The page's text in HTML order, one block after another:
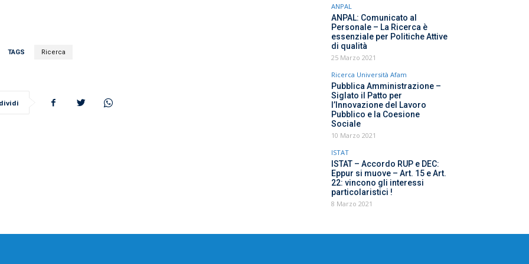
TAGS Ricerca
ANPAL
ANPAL: Comunicato al
Personale – La Ricerca è
essenziale per Politiche Attive
di qualità
25 Marzo 2021
Ricerca Università Afam
Pubblica Amministrazione –
Siglato il Patto per
l’Innovazione del Lavoro
Pubblico e la Coesione
Sociale
10 Marzo 2021
ISTAT
ISTAT – Accordo RUP e DEC:
Eppur si muove – Art. 15 e Art.
22: vincono gli interessi
particolaristici !
8 Marzo 2021